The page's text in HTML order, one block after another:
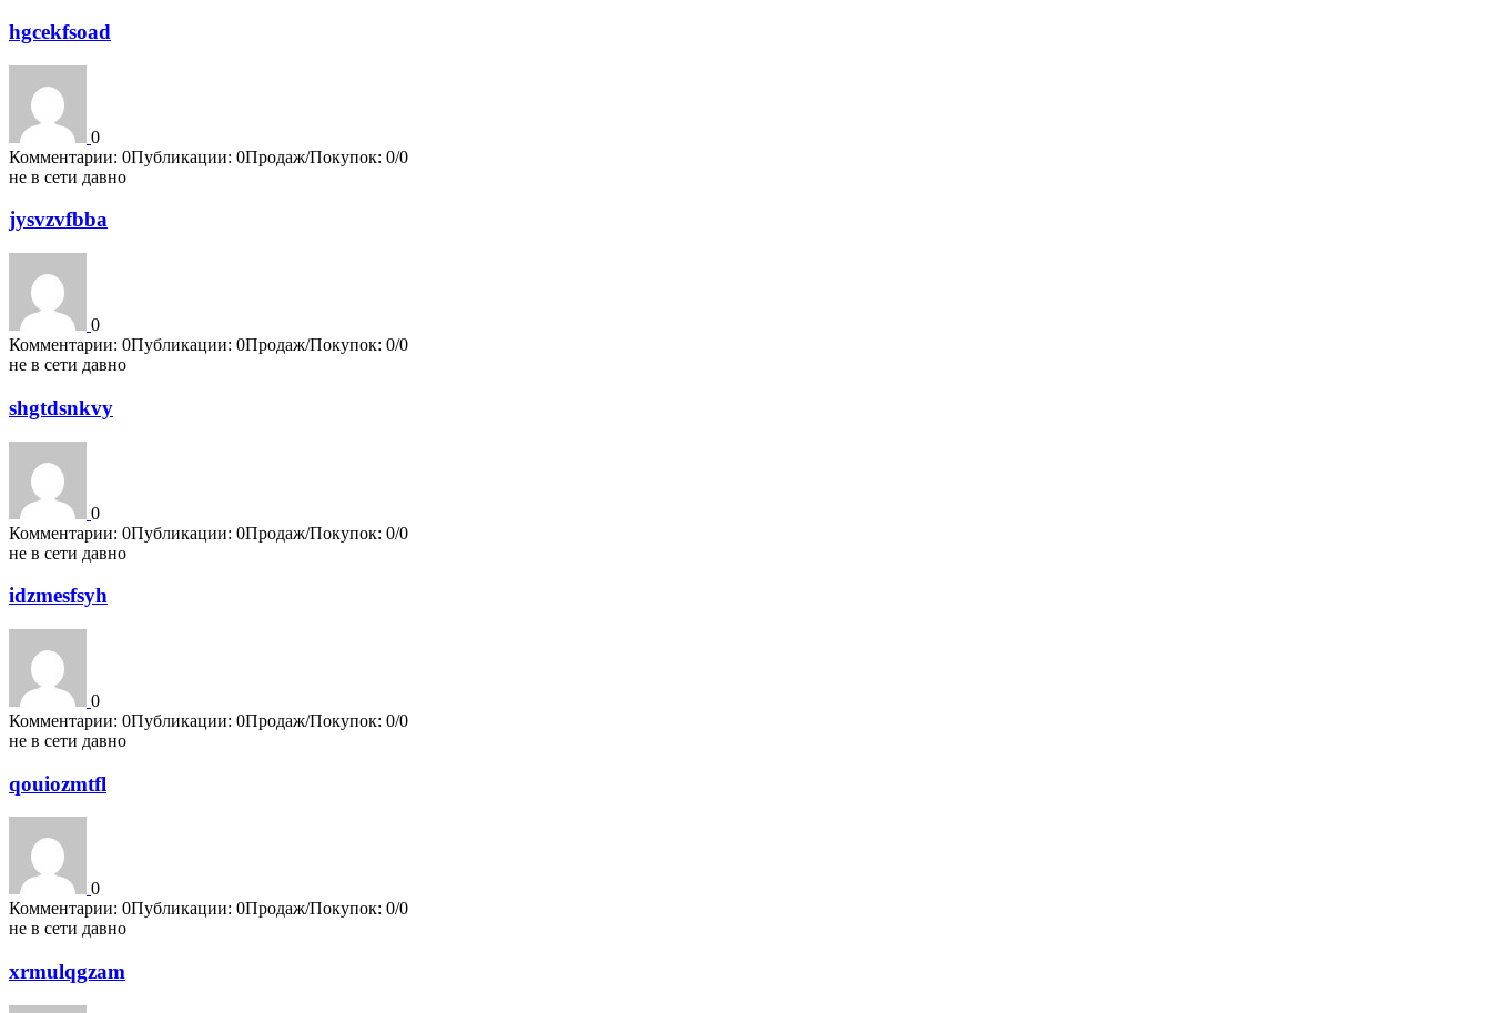
hgcekfsoad
0
Комментарии: 0Публикации: 0Продаж/Покупок: 0/0
не в сети давно
jysvzvfbba
0
Комментарии: 0Публикации: 0Продаж/Покупок: 0/0
не в сети давно
shgtdsnkvy
0
Комментарии: 0Публикации: 0Продаж/Покупок: 0/0
не в сети давно
idzmesfsyh
0
Комментарии: 0Публикации: 0Продаж/Покупок: 0/0
не в сети давно
qouiozmtfl
0
Комментарии: 0Публикации: 0Продаж/Покупок: 0/0
не в сети давно
xrmulqgzam